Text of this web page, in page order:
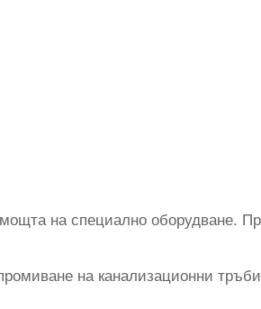
на специално оборудване.
на канализационни